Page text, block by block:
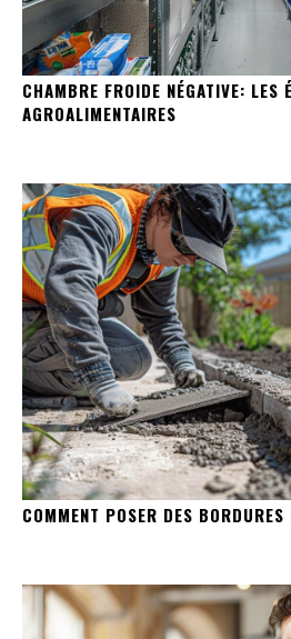
CHAMBRE FROIDE NÉGATIVE: LES
AGROALIMENTAIRES
COMMENT POSER DES